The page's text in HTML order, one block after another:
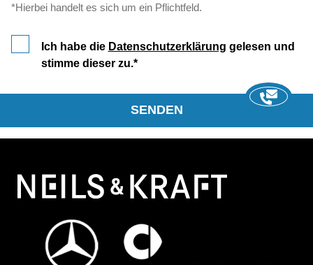
*Hierbei handelt es sich um ein Pflichtfeld.
Ich habe die Datenschutzerklärung gelesen und
stimme dieser zu.
SENDEN